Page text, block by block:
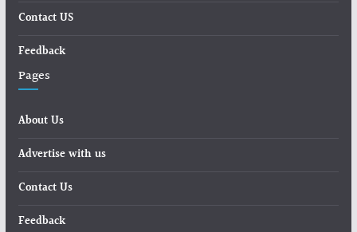
Contact US
Feedback
Pages
About Us
Advertise with us
Contact Us
Feedback